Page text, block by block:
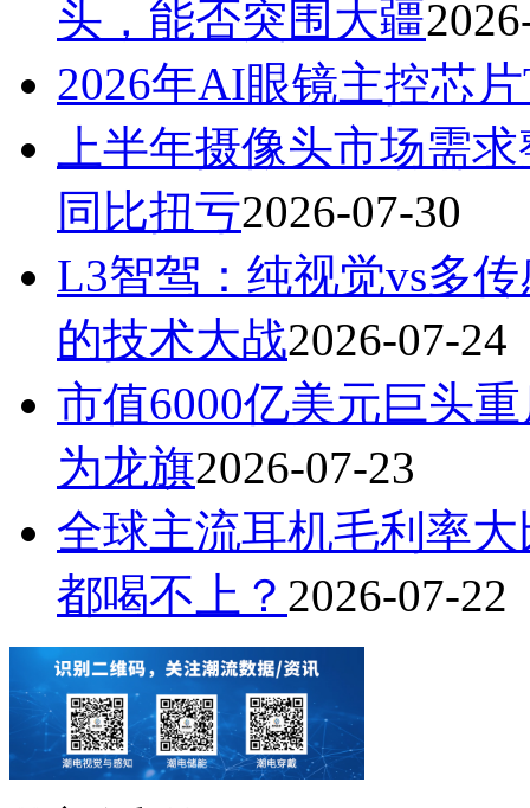
头，能否突围大疆
2026年AI眼镜主控芯片
上半年摄像头市场需
同比扭亏2026-07-30
L3智驾：纯视觉vs多
的技术大战2026-07-24
市值6000亿美元巨头
为龙旗2026-07-23
全球主流耳机毛利率
都喝不上？ 2026-07-22